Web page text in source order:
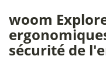
woom
sécurité de